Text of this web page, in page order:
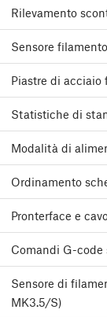
Rilevamento
Sensore
Piastre di acciaio
Statistiche di
Modalità di
Ordinamento
Pronterface e
Comandi G-code
Sensore di
MK3.5/S)